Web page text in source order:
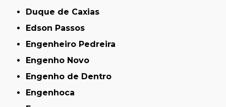
Duque de Caxias
Edson Passos
Engenheiro Pedreira
Engenho Novo
Engenho de Dentro
Engenhoca